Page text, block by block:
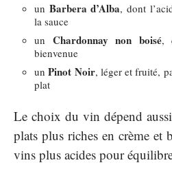
un Barbera d’Alba, dont
la sauce
un Chardonnay non boisé,
bienvenue
unPinot Noir, léger et fruité,
plat
Le choix du vin dépend
plats plus riches en crème et
vins plus acides pour